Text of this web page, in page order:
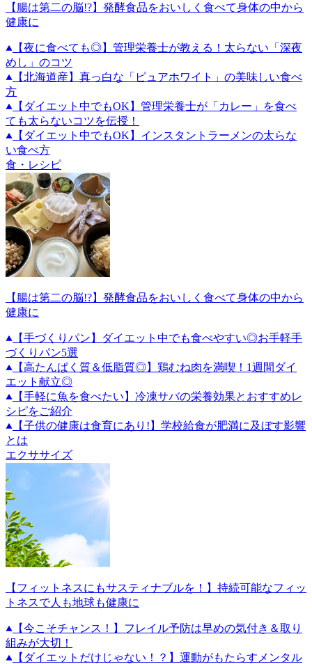
【腸は第二の脳!?】発酵食品をおいしく食べて身体の中から
健康に
【夜に食べても◎】管理栄養士が教える！太らない「深夜
めし」のコツ
【北海道産】真っ白な「ピュアホワイト」の美味しい食べ
方
【ダイエット中でもOK】管理栄養士が「カレー」を食べ
ても太らないコツを伝授！
【ダイエット中でもOK】インスタントラーメンの太らな
い食べ方
食・レシピ
【腸は第二の脳!?】発酵食品をおいしく食べて身体の中から
健康に
【手づくりパン】ダイエット中でも食べやすい◎お手軽手
づくりパン5選
【高たんぱく質＆低脂質◎】鶏むね肉を満喫！1週間ダイ
エット献立◎
【手軽に魚を食べたい】冷凍サバの栄養効果とおすすめレ
シピをご紹介
【子供の健康は食育にあり!】学校給食が肥満に及ぼす影響
とは
エクササイズ
【フィットネスにもサスティナブルを！】持続可能なフィッ
トネスで人も地球も健康に
【今こそチャンス！】フレイル予防は早めの気付き＆取り
組みが大切！
【ダイエットだけじゃない！？】運動がもたらすメンタル